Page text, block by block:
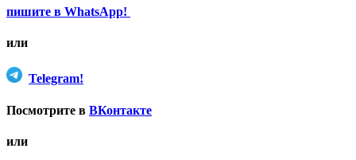
пишите в WhatsApp!
или
Telegram!
Посмотрите в ВКонтакте
или